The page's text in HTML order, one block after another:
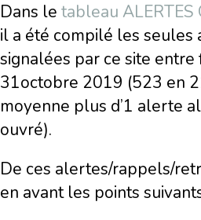
Dans le tableau
il a été compilé les seules
signalées par ce site
31octobre 2019 (523 en
moyenne plus d’1 alerte
ouvré).
De ces alertes/rappels/
en avant les points